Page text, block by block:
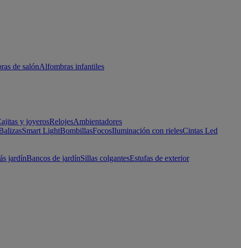
de salónAlfombras infantiles
y joyerosRelojesAmbientadores
Smart LightBombillasFocosIluminación con rielesCintas Led
jardínBancos de jardínSillas colgantesEstufas de exterior